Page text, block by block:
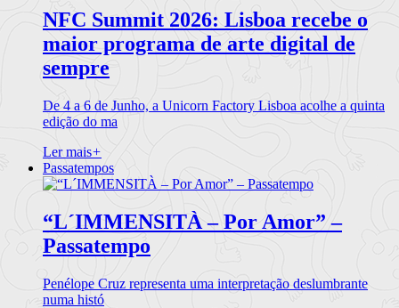
NFC Summit 2026: Lisboa recebe o
maior programa de arte digital de
sempre
De 4 a 6 de Junho, a Unicorn Factory Lisboa acolhe a quinta
edição do ma
Ler mais+
Passatempos
“L´IMMENSITÀ – Por Amor” –
Passatempo
Penélope Cruz representa uma interpretação deslumbrante
numa histó